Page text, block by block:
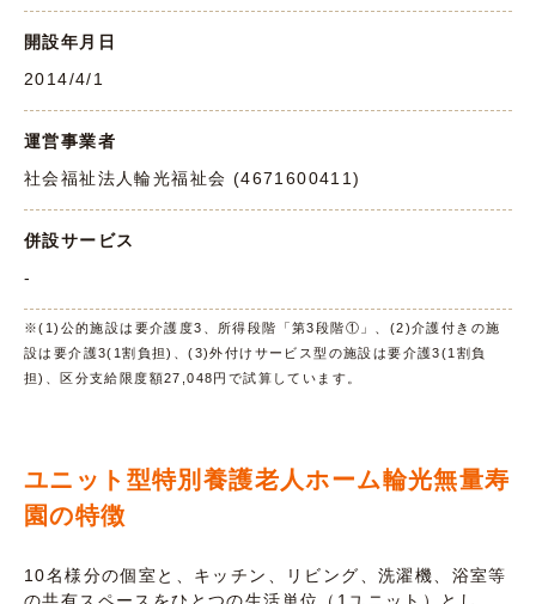
開設年月日
2014/4/1
運営事業者
社会福祉法人輪光福祉会 (4671600411)
併設サービス
-
※(1)公的施設は要介護度3、所得段階「第3段階①」、(2)介護付きの施
設は要介護3(1割負担)、(3)外付けサービス型の施設は要介護3(1割負
担)、区分支給限度額27,048円で試算しています。
ユニット型特別養護老人ホーム輪光無量寿
園の特徴
10名様分の個室と、キッチン、リビング、洗濯機、浴室等